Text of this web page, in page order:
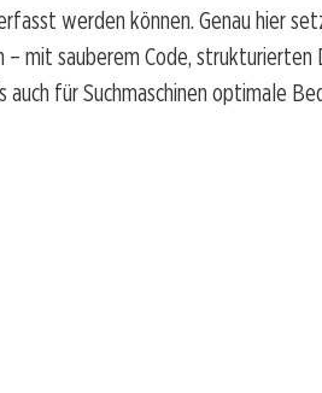
werden können. Genau hier
mit sauberem Code, strukturierten
für Suchmaschinen optimale